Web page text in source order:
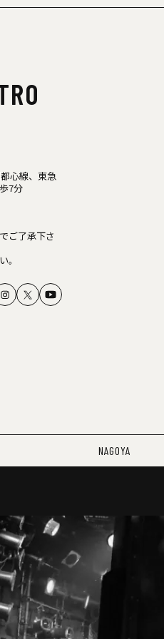
心線、東急
7分
ご了承下さ
。
NAGOYA